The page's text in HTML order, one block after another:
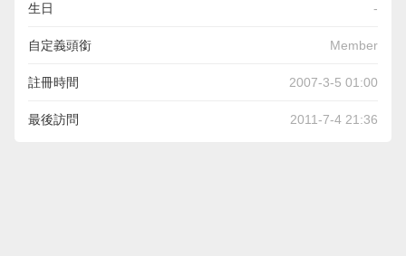
生日 -
自定義頭銜 Member
註冊時間 2007-3-5 01:00
最後訪問 2011-7-4 21:36